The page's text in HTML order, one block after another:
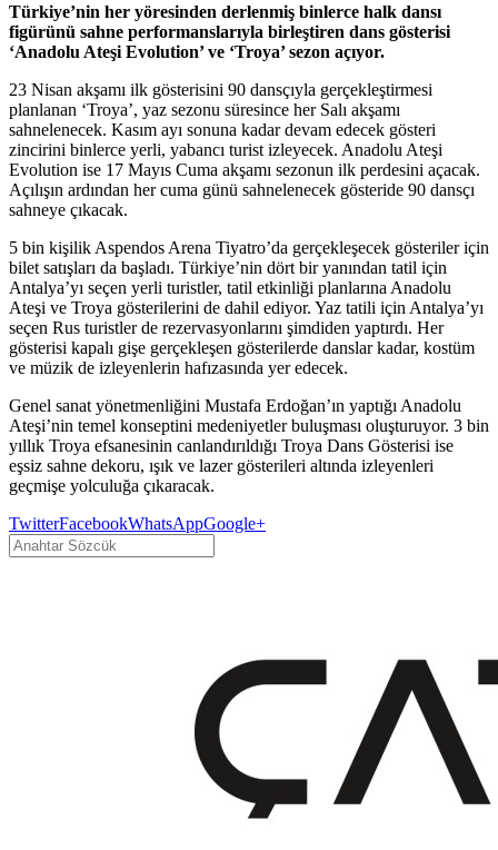
Türkiye’nin her yöresinden derlenmiş binlerce halk dansı
figürünü sahne performanslarıyla birleştiren dans gösterisi
‘Anadolu Ateşi Evolution’ ve ‘Troya’ sezon açıyor.
23 Nisan akşamı ilk gösterisini 90 dansçıyla gerçekleştirmesi
planlanan ‘Troya’, yaz sezonu süresince her Salı akşamı
sahnelenecek. Kasım ayı sonuna kadar devam edecek gösteri
zincirini binlerce yerli, yabancı turist izleyecek. Anadolu Ateşi
Evolution ise 17 Mayıs Cuma akşamı sezonun ilk perdesini açacak.
Açılışın ardından her cuma günü sahnelenecek gösteride 90 dansçı
sahneye çıkacak.
5 bin kişilik Aspendos Arena Tiyatro’da gerçekleşecek gösteriler için
bilet satışları da başladı. Türkiye’nin dört bir yanından tatil için
Antalya’yı seçen yerli turistler, tatil etkinliği planlarına Anadolu
Ateşi ve Troya gösterilerini de dahil ediyor. Yaz tatili için Antalya’yı
seçen Rus turistler de rezervasyonlarını şimdiden yaptırdı. Her
gösterisi kapalı gişe gerçekleşen gösterilerde danslar kadar, kostüm
ve müzik de izleyenlerin hafızasında yer edecek.
Genel sanat yönetmenliğini Mustafa Erdoğan’ın yaptığı Anadolu
Ateşi’nin temel konseptini medeniyetler buluşması oluşturuyor. 3 bin
yıllık Troya efsanesinin canlandırıldığı Troya Dans Gösterisi ise
eşsiz sahne dekoru, ışık ve lazer gösterileri altında izleyenleri
geçmişe yolculuğa çıkaracak.
TwitterFacebookWhatsAppGoogle+